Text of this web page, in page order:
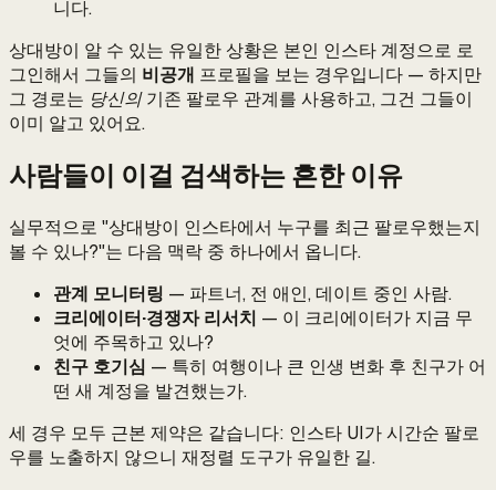
니다.
상대방이 알 수 있는 유일한 상황은 본인 인스타 계정으로 로
그인해서 그들의 비공개 프로필을 보는 경우입니다 — 하지만
그 경로는 당신의기존 팔로우 관계를 사용하고, 그건 그들이
이미 알고 있어요.
사람들이 이걸 검색하는 흔한 이유
실무적으로 "상대방이 인스타에서 누구를 최근 팔로우했는지
볼 수 있나?"는 다음 맥락 중 하나에서 옵니다.
관계 모니터링 — 파트너, 전 애인, 데이트 중인 사람.
크리에이터·경쟁자 리서치 — 이 크리에이터가 지금 무
엇에 주목하고 있나?
친구 호기심 — 특히 여행이나 큰 인생 변화 후 친구가 어
떤 새 계정을 발견했는가.
세 경우 모두 근본 제약은 같습니다: 인스타 UI가 시간순 팔로
우를 노출하지 않으니 재정렬 도구가 유일한 길.